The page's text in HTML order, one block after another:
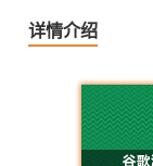
详情介绍